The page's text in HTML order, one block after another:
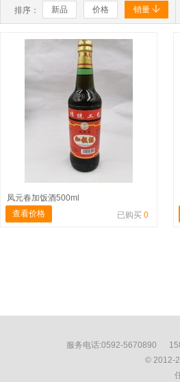
排序： 新品 价格 销量 
凤元春加饭酒500ml
查看价格
已购买 0
服务电话:0592-5670890
© 2012-